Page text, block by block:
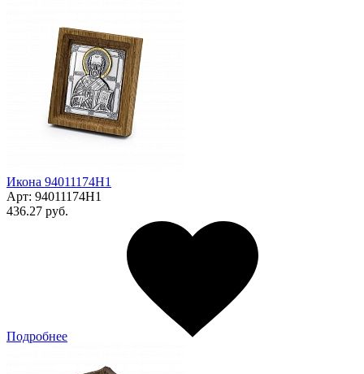
Икона 94011174Н1
Арт: 94011174Н1
436.27 руб.
Подробнее